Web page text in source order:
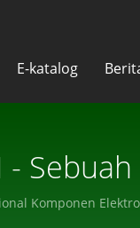
E-katalog
Komponen